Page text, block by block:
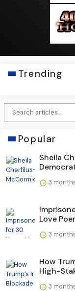
Trending
Popular
Sheila
3
Love
3
How
High-
3